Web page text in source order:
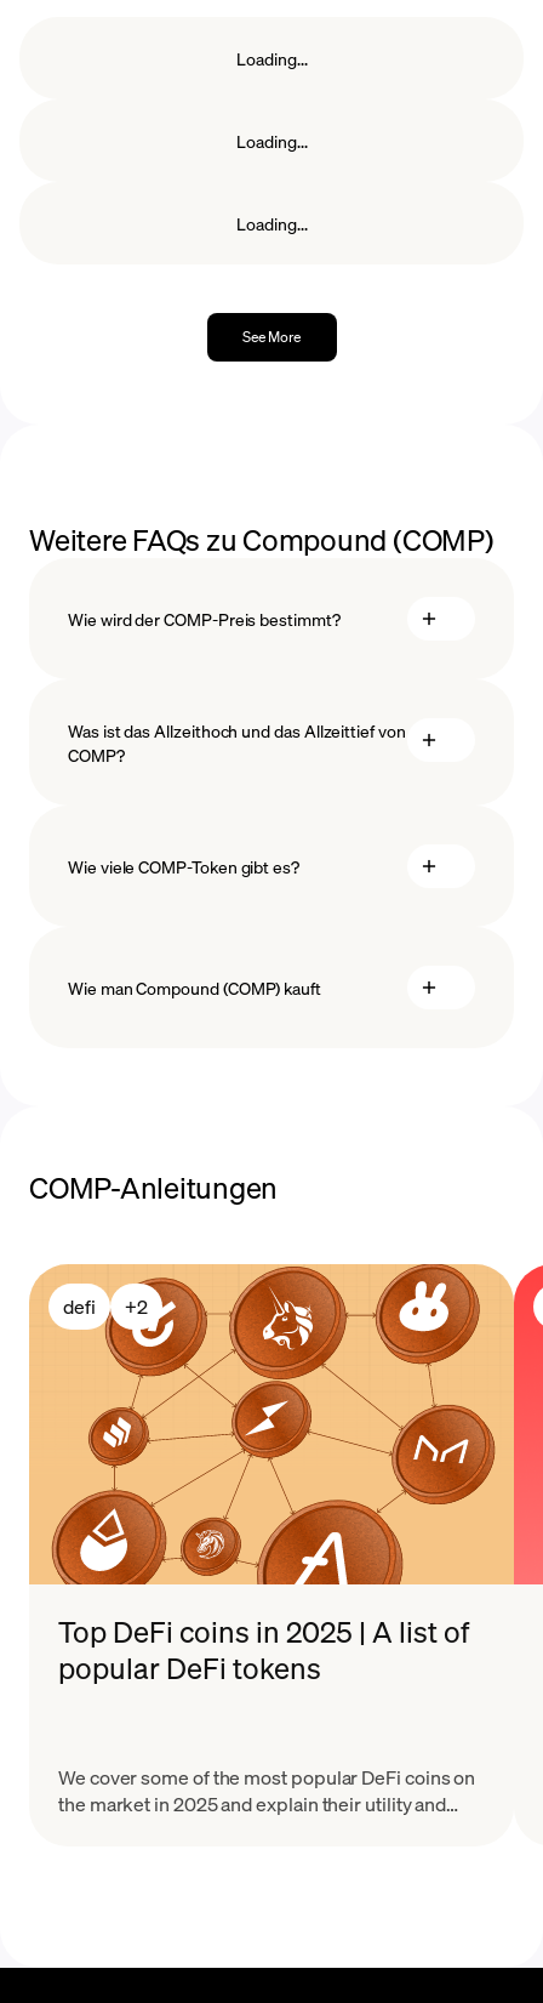
Loading...
Loading...
Loading...
See More
Weitere FAQs zu Compound (COMP)
Wie wird der COMP-Preis bestimmt?
Blockchain-Technologie
Was ist das Allzeithoch und das Allzeittief von
COMP?
Wie viele COMP-Token gibt es?
Wie man Compound (COMP) kauft
Zahlungsmethoden
COMP-Anleitungen
defi +2
Top DeFi coins in 2025 | A list of
popular DeFi tokens
We cover some of the most popular DeFi coins on
the market in 2025 and explain their utility and